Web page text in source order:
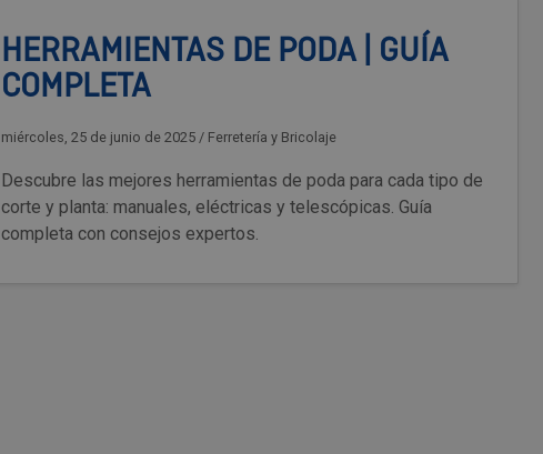
HERRAMIENTAS DE PODA | GUÍA
COMPLETA
miércoles, 25 de junio de 2025 / Ferretería y Bricolaje
Descubre las mejores herramientas de poda para cada tipo de
corte y planta: manuales, eléctricas y telescópicas. Guía
completa con consejos expertos.